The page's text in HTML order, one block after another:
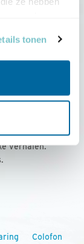
tonen
per jaar
met
verhalen.
Colofon